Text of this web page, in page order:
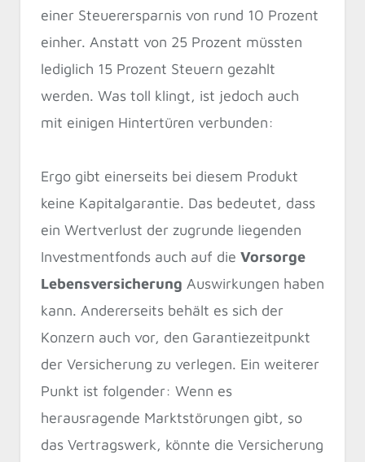
einer Steuerersparnis von rund 10 Prozent
einher. Anstatt von 25 Prozent müssten
lediglich 15 Prozent Steuern gezahlt
werden. Was toll klingt, ist jedoch auch
mit einigen Hintertüren verbunden:
Ergo gibt einerseits bei diesem Produkt
keine Kapitalgarantie. Das bedeutet, dass
ein Wertverlust der zugrunde liegenden
Investmentfonds auch auf die Vorsorge
Lebensversicherung Auswirkungen haben
kann. Andererseits behält es sich der
Konzern auch vor, den Garantiezeitpunkt
der Versicherung zu verlegen. Ein weiterer
Punkt ist folgender: Wenn es
herausragende Marktstörungen gibt, so
das Vertragswerk, könnte die Versicherung